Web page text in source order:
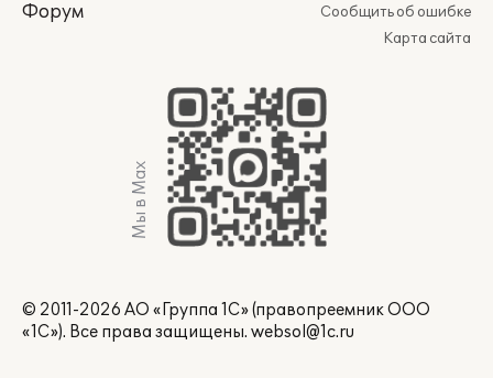
Форум
Сообщить об ошибке
Карта сайта
Мы в Max
© 2011-2026 АО «Группа 1С» (правопреемник ООО
«1С»). Все права защищены. websol@1c.ru